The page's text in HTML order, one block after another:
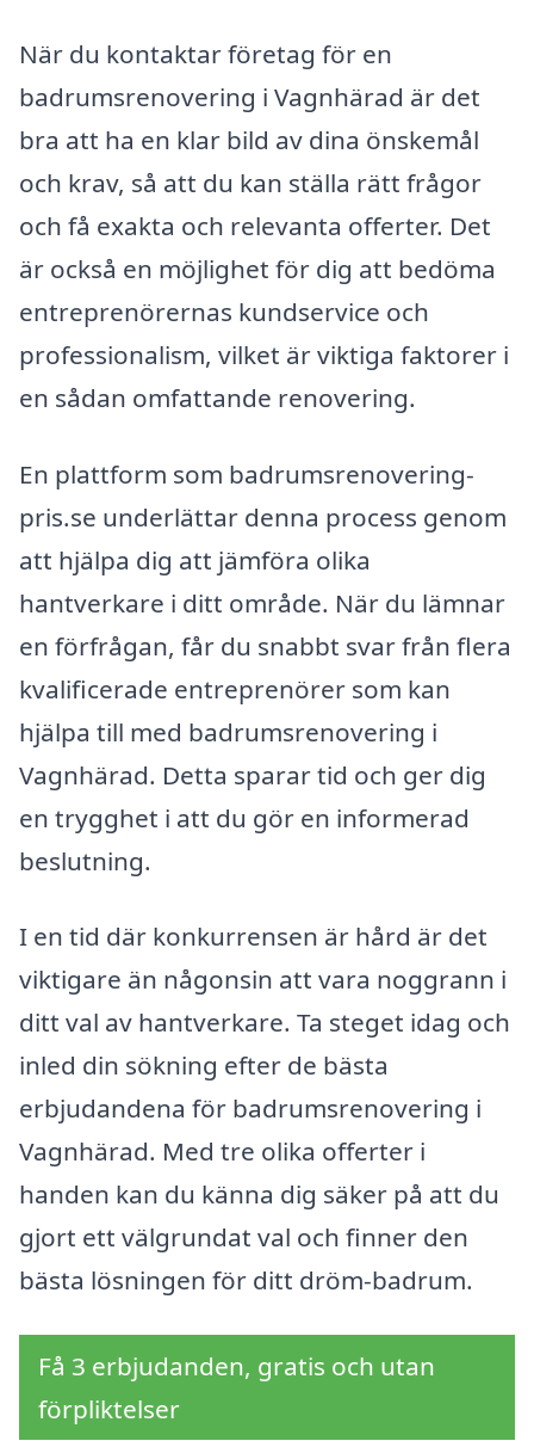
När du kontaktar företag för en
badrumsrenovering i Vagnhärad är det
bra att ha en klar bild av dina önskemål
och krav, så att du kan ställa rätt frågor
och få exakta och relevanta offerter. Det
är också en möjlighet för dig att bedöma
entreprenörernas kundservice och
professionalism, vilket är viktiga faktorer i
en sådan omfattande renovering.
En plattform som badrumsrenovering-
pris.se underlättar denna process genom
att hjälpa dig att jämföra olika
hantverkare i ditt område. När du lämnar
en förfrågan, får du snabbt svar från flera
kvalificerade entreprenörer som kan
hjälpa till med badrumsrenovering i
Vagnhärad. Detta sparar tid och ger dig
en trygghet i att du gör en informerad
beslutning.
I en tid där konkurrensen är hård är det
viktigare än någonsin att vara noggrann i
ditt val av hantverkare. Ta steget idag och
inled din sökning efter de bästa
erbjudandena för badrumsrenovering i
Vagnhärad. Med tre olika offerter i
handen kan du känna dig säker på att du
gjort ett välgrundat val och finner den
bästa lösningen för ditt dröm-badrum.
Få 3 erbjudanden, gratis och utan
förpliktelser